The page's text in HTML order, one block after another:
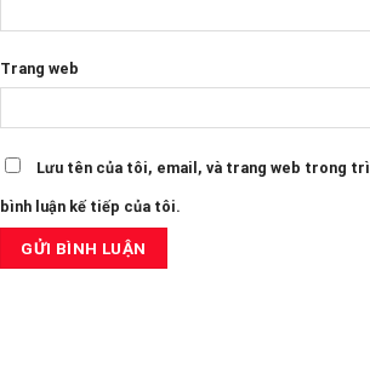
Trang web
Lưu tên của tôi, email, và trang web trong
bình luận kế tiếp của tôi.